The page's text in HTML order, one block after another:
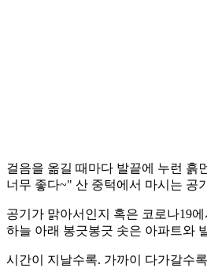
걸음을 옮길 때마다 발끝에 누런 흙
너무 좋다~" 산 중턱에서 마시는 공
공기가 맑아서인지 혹은 코로나19
하늘 아래 봉긋봉긋 솟은 아파트와
시간이 지날수록. 가까이 다가갈수